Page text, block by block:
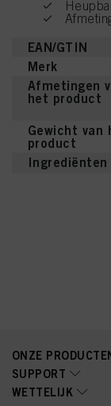
EAN/GTIN
Merk
Afmetingen
het product
Gewicht van
product
Ingrediënten
ONZE
SUPPORT
WETTELIJK